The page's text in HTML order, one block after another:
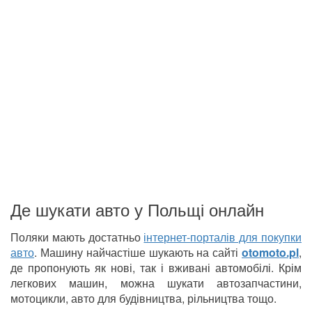
Де шукати авто у Польщі онлайн
Поляки мають достатньо інтернет-порталів для покупки
авто. Машину найчастіше шукають на сайті otomoto.pl,
де пропонують як нові, так і вживані автомобілі. Крім
легкових машин, можна шукати автозапчастини,
мотоцикли, авто для будівництва, рільництва тощо.